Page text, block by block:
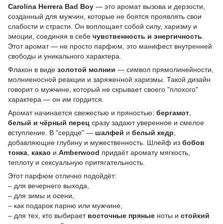
Саrоlіnа Неrrеrа Bаd Воу — это аромат вызова и дерзости,
созданный для мужчин, которые не боятся проявлять свои
слабости и страсти. Он воплощает собой силу, харизму и
эмоции, соединяя в себе чувственность и энергичность
Этот аромат — не просто парфюм, это манифест внутренней
свободы и уникального характера.
Флакон в виде золотой молнии — символ прямолинейности,
молниеносной реакции и заряженной харизмы. Такой дизайн
говорит о мужчине, который не скрывает своего "плохого"
характера — он им гордится.
Аромат начинается свежестью и пряностью: бергамот
белый и чёрный перец сразу задают уверенное и смелое
вступление. В "сердце" — шалфей и белый кедр
добавляющие глубину и мужественность. Шлейф из бобов
тонка какао и Amberwood придаёт аромату мягкость,
теплоту и сексуальную притягательность.
Этот парфюм отлично подойдёт:
– для вечернего выхода,
– для зимы и осени,
– как подарок парню или мужчине,
– для тех, кто выбирает восточные пряные ноты и стойкий